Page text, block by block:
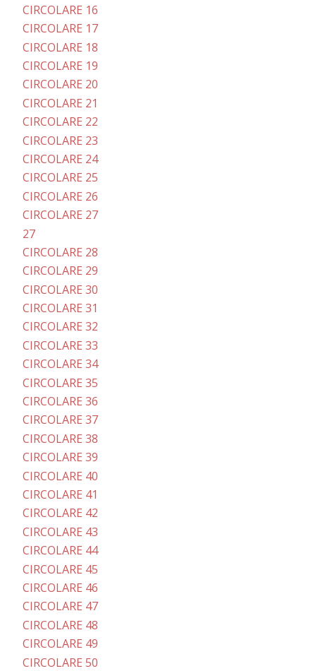
CIRCOLARE 16
CIRCOLARE 17
CIRCOLARE 18
CIRCOLARE 19
CIRCOLARE 20
CIRCOLARE 21
CIRCOLARE 22
CIRCOLARE 23
CIRCOLARE 24
CIRCOLARE 25
CIRCOLARE 26
CIRCOLARE 27
27
CIRCOLARE 28
CIRCOLARE 29
CIRCOLARE 30
CIRCOLARE 31
CIRCOLARE 32
CIRCOLARE 33
CIRCOLARE 34
CIRCOLARE 35
CIRCOLARE 36
CIRCOLARE 37
CIRCOLARE 38
CIRCOLARE 39
CIRCOLARE 40
CIRCOLARE 41
CIRCOLARE 42
CIRCOLARE 43
CIRCOLARE 44
CIRCOLARE 45
CIRCOLARE 46
CIRCOLARE 47
CIRCOLARE 48
CIRCOLARE 49
CIRCOLARE 50